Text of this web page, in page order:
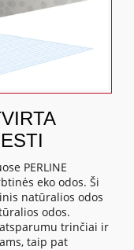
PERLINE
eko odos. Ši
natūralios odos
odos.
trinčiai ir
taip pat